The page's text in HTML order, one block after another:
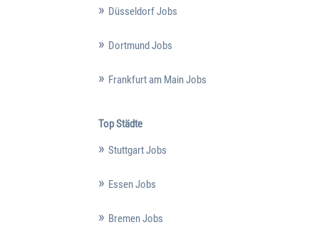
Düsseldorf Jobs
Dortmund Jobs
Frankfurt am Main Jobs
Top Städte
Stuttgart Jobs
Essen Jobs
Bremen Jobs